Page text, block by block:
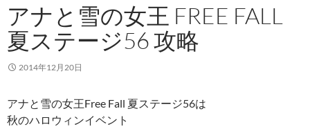
アナと雪の女王 FREE FALL
夏ステージ56 攻略
2014年12月20日
アナと雪の女王Free Fall 夏ステージ56は
秋のハロウィンイベント